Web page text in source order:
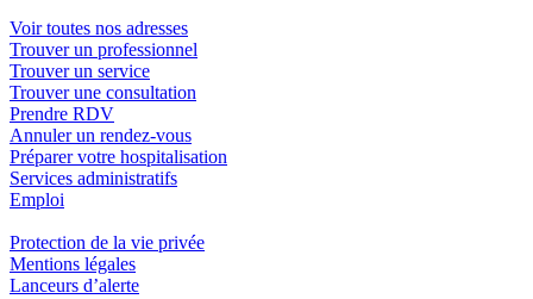
Voir toutes nos adresses
Trouver un professionnel
Trouver un service
Trouver une consultation
Prendre RDV
Annuler un rendez-vous
Préparer votre hospitalisation
Services administratifs
Emploi​
Protection de la vie privée
Mentions légales
Lanceurs d’alerte